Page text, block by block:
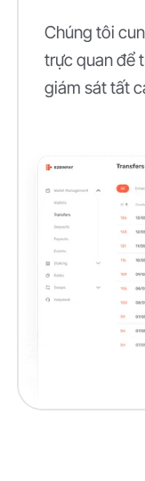
Chúng tôi
trực quan để
giám sát tất